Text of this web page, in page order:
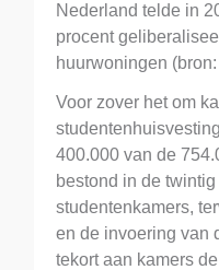
Nederland telde in
procent
huurwoningen
Voor zover het om
400.000 van de
bestond in de
studentenkamers,
en de invoering van
tekort aan kamers